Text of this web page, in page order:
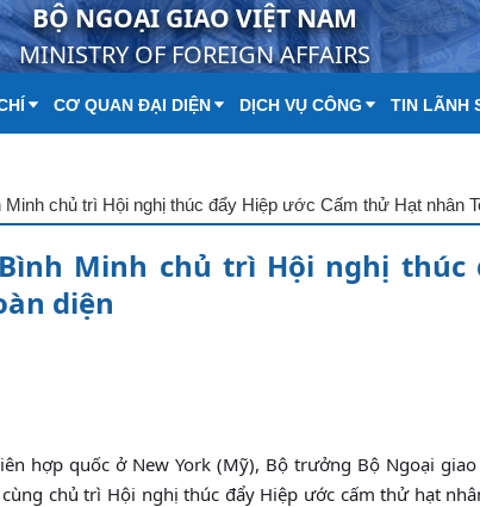
BỘ NGOẠI GIAO VIỆT NAM
MINISTRY OF FOREIGN AFFAIRS
CƠ QUAN ĐẠI DIỆN DỊCH VỤ CÔNG TIN LÃNH
chủ trì Hội nghị thúc đẩy Hiệp ước Cấm thử Hạt nhân
Minh chủ trì Hội nghị thúc
diện
hợp quốc ở New York (Mỹ), Bộ trưởng Bộ Ngoại giao
chủ trì Hội nghị thúc đẩy Hiệp ước cấm thử hạt